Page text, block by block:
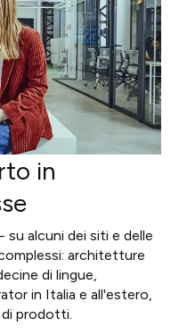
in
su alcuni dei siti e delle
architetture
di lingue,
in Italia e all'estero,
di prodotti.